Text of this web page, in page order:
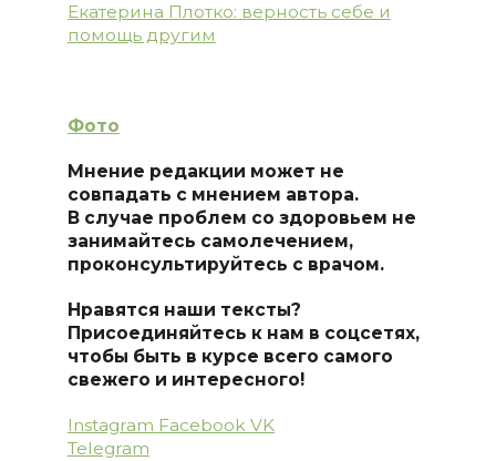
Екатерина Плотко: верность себе и
помощь другим
Фото
Мнение редакции может не
совпадать с мнением автора.
В случае проблем со здоровьем не
занимайтесь самолечением,
проконсультируйтесь с врачом.
Нравятся наши тексты?
Присоединяйтесь к нам в соцсетях,
чтобы быть в курсе всего самого
свежего и интересного!
Instagram Facebook VK
Telegram